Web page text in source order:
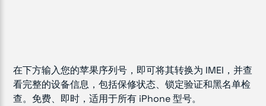
在下方输入您的苹果序列号，即可将其转换为 IMEI，并查
看完整的设备信息，包括保修状态、锁定验证和黑名单检
查。免费、即时，适用于所有 iPhone 型号。